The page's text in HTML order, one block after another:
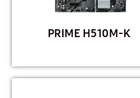
PRIME H510M-K